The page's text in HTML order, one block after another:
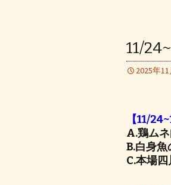
11/
2025年
【11/
A.鶏ム
B.白身
C.本場